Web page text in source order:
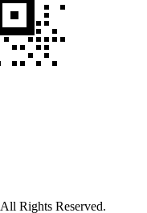
All Rights Reserved.